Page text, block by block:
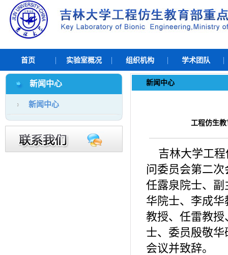
首页 实验室概况 组织机构 学术团队
新闻中心
新闻中心
新闻中心
工程仿生
吉林大学工
问委员会第二
任露泉院士、
华院士、李成
教授、任雷教
士、委员殷敬
会议并致辞。